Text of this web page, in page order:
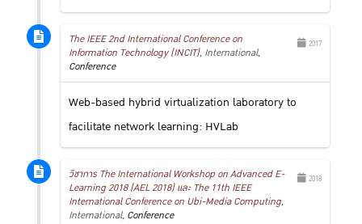
2017
The IEEE 2nd International Conference on
Information Technology (INCIT), International,
Conference
Web-based hybrid virtualization laboratory to
facilitate network learning: HVLab
2018
วิชาการ The International Workshop on Advanced E-
Learning 2018 (AEL 2018) และ The 11th IEEE
International Conference on Ubi-Media Computing,
International, Conference